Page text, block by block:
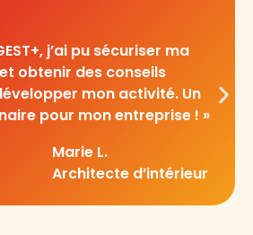
j’ai pu sécuriser ma
obtenir des conseils
mon activité. Un
pour mon entreprise ! »
Marie L.
Architecte d’intérieur